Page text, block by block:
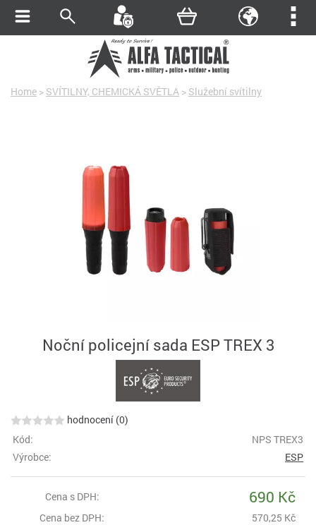
Home > SVÍTILNY, CHEMICKÁ SVĚTLA > Služební svítilny
Noční policejní sada ESP TREX 3
hodnocení (0)
Kód:
NPS TREX3
Výrobce:
ESP
Cena s DPH: 690 Kč
Cena bez DPH: 570,25 Kč